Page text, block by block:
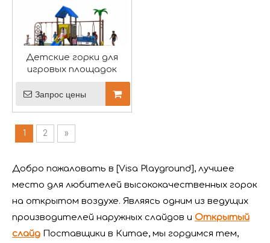
Выставка «Аттракционы и развлекательное
Детские горки для
игровых площадок
Запрос цены
1 2 »
Добро пожаловать в [Visa Playground], лучшее
место для любителей высококачественных горок
на открытом воздухе. Являясь одним из ведущих
производителей наружных слайдов и Открытый
слайд Поставщики в Китае, мы гордимся тем,